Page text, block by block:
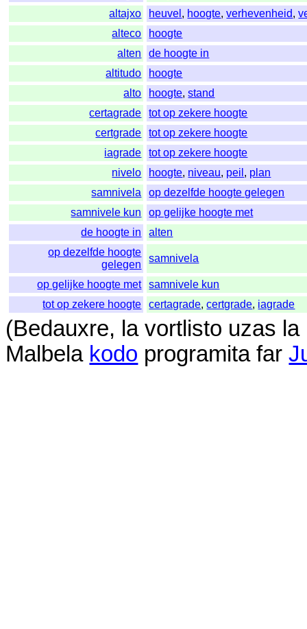
altajxo
heuvel , hoogte,verhevenheid,
alteco
hoogte
alten
de hoogte in
altitudo
hoogte
alto
hoogte,stand
certagrade
tot op zekere hoogte
certgrade
tot op zekere hoogte
iagrade
tot op zekere hoogte
nivelo
hoogte, niveau, peil , plan
samnivela
op dezelfde hoogte gelegen
samnivele kun
op gelijke hoogte met
de hoogte in
alten
op dezelfde hoogte
gelegen
samnivela
op gelijke hoogte met
samnivele kun
tot op zekere hoogte
certagrade,certgrade, iagrade
(Bedauxre, la vortlisto uzas la
Malbela kodo programita far